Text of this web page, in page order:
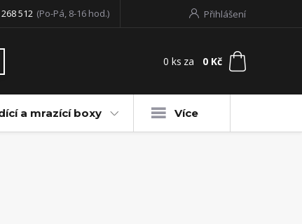
Přihlášení
512 (Po-Pá, 8-16 hod.)
0 ks za 0 Kč
a mrazící boxy Více